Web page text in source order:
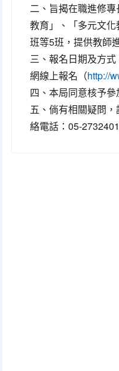
二、旨揭在職進修
教育」、「多元文
班等5班，提供教師
三、報名日期及方
網線上報名（http://
四、本局同意核予參
五、倘有相關疑問
絡電話：05-